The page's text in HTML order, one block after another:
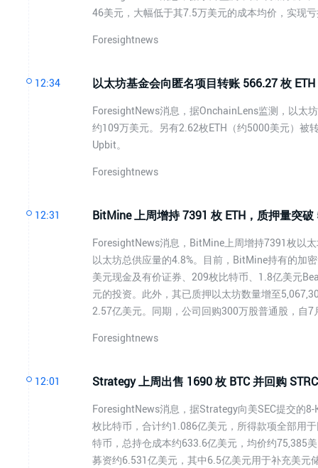
46美元，大幅低于其7.5万美元的成本均价，实现
Foresightnews
12:34 以太坊基金会向匿名项目转账 566.27 枚
ForesightNews消息，据OnchainLens监测，以太
约109万美元。另有2.62枚ETH（约5000美元）被
Upbit。
Foresightnews
12:31 BitMine 上周增持 7391 枚 ETH，质押量突破
ForesightNews消息，BitMine上周增持7391枚以
以太坊总供应量的4.8%。目前，BitMine持有的加
美元现金及有价证券、209枚比特币、1.8亿美元
元的投资。此外，其已质押以太坊数量增至
2.57亿美元。同期，公司回购300万股普通股，自
Foresightnews
12:01 Strategy 上周出售 1690 枚 BTC 并回购
ForesightNews消息，据Strategy向美SEC提交的
枚比特币，合计约1.086亿美元，所得款项全部用
特币，总持仓成本约633.6亿美元，均价约75,385
募资约6.531亿美元，其中6.5亿美元用于补充美